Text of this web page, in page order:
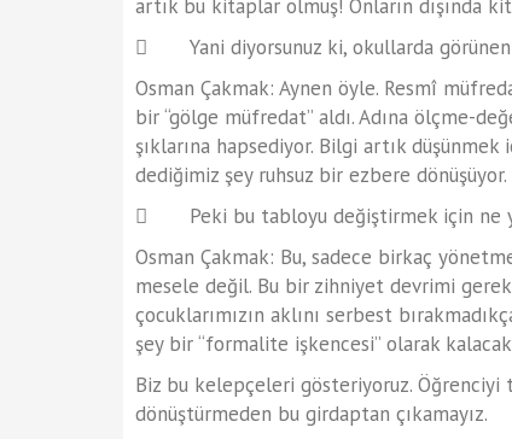
artık bu kitaplar olmuş! Onların dışında
 Yani diyorsunuz ki, okullarda görünen
Osman Çakmak: Aynen öyle. Resmî
bir “gölge müfredat” aldı. Adına ölçme-
şıklarına hapsediyor. Bilgi artık
dediğimiz şey ruhsuz bir ezbere dönüşüyor.
 Peki bu tabloyu değiştirmek için ne
Osman Çakmak: Bu, sadece birkaç
mesele değil. Bu bir zihniyet devrimi
çocuklarımızın aklını serbest
şey bir “formalite işkencesi” olarak
Biz bu kelepçeleri gösteriyoruz. Öğrenciyi
dönüştürmeden bu girdaptan çıkamayız.